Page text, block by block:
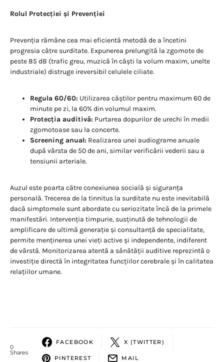
Rolul Protecției și Prevenției
Prevenția rămâne cea mai eficientă metodă de a încetini
progresia către surditate. Expunerea prelungită la zgomote de
peste 85 dB (trafic greu, muzică în căști la volum maxim, unelte
industriale) distruge ireversibil celulele ciliate.
Regula 60/60: Utilizarea căștilor pentru maximum 60 de
minute pe zi, la 60% din volumul maxim.
Protecția auditivă: Purtarea dopurilor de urechi în medii
zgomotoase sau la concerte.
Screening anual: Realizarea unei audiograme anuale
după vârsta de 50 de ani, similar verificării vederii sau a
tensiunii arteriale.
Auzul este poarta către conexiunea socială și siguranța
personală. Trecerea de la tinnitus la surditate nu este inevitabilă
dacă simptomele sunt abordate cu seriozitate încă de la primele
manifestări. Intervenția timpurie, susținută de tehnologii de
amplificare de ultimă generație și consultanță de specialitate,
permite menținerea unei vieți active și independente, indiferent
de vârstă. Monitorizarea atentă a sănătății auditive reprezintă o
investiție directă în integritatea funcțiilor cerebrale și în calitatea
relațiilor umane.
0
Shares
FACEBOOK X (TWITTER)
PINTEREST MAIL